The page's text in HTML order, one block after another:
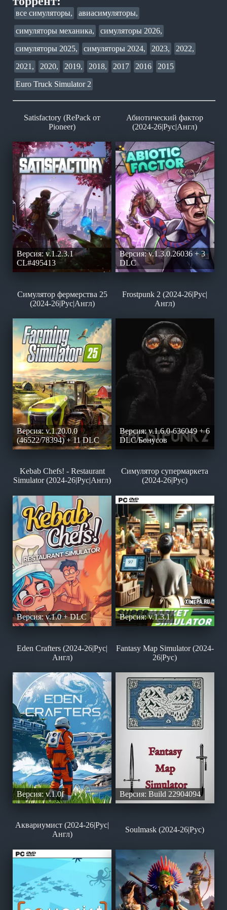
все симуляторы, авиасимуляторы,
симуляторы механика, симуляторы 2026,
симуляторы 2025, симуляторы 2024, 2023, 2022,
2021, 2020, 2019, 2018, 2017 2016 2015
Euro Truck Simulator 2
Satisfactory (RePack от
Pioneer)
Версия: v.1.2.3.1
CL#495413
Абиотический фактор
(2024-26|Рус|Англ)
Версия: v.1.3.0.26036 + 3
DLC
Симулятор фермерства 25
(2024-26|Рус|Англ)
Версия: v.1.20.0.0
(46522/78394) + 11 DLC
Frostpunk 2 (2024-26|Рус|
Англ)
Версия: v.1.6.0-636049 + 6
DLC/Бонусов
Kebab Chefs! - Restaurant
Simulator (2024-26|Рус|Англ)
Версия: v.1.0 + DLC
Симулятор супермаркета
(2024-26|Рус)
Версия: v.1.3.1
Eden Crafters (2024-26|Рус|
Англ)
Версия: v.1.0f
Fantasy Map Simulator (2024-
26|Рус)
Версия: Build 22904094
Аквариумист (2024-26|Рус|
Англ)
Soulmask (2024-26|Рус)